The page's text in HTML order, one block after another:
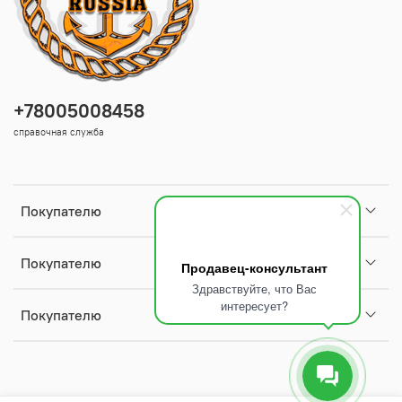
Продавец-консультант
Здравствуйте, что Вас
интересует?
Покупателю
Покупателю
Покупателю
+78005008458
справочная служба